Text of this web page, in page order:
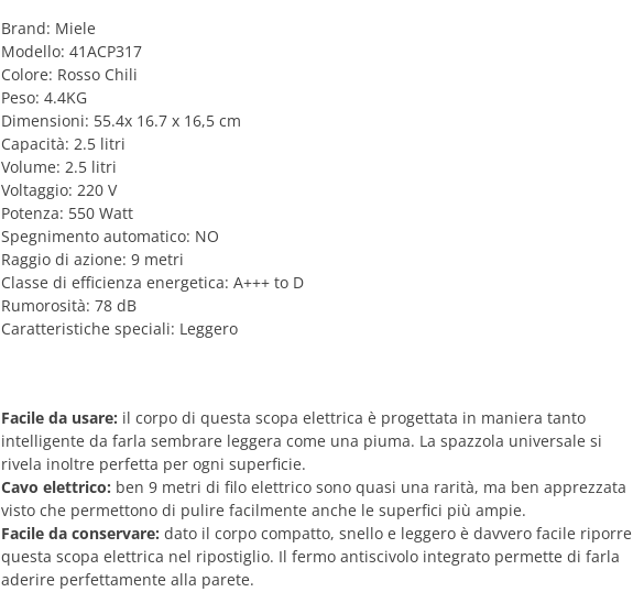
Brand: Miele
Modello: 41ACP317
Colore: Rosso Chili
Peso: 4.4KG
Dimensioni: 55.4x 16.7 x 16,5 cm
Capacità: 2.5 litri
Volume: 2.5 litri
Voltaggio: 220 V
Potenza: 550 Watt
Spegnimento automatico: NO
Raggio di azione: 9 metri
Classe di efficienza energetica: A+++ to D
Rumorosità: 78 dB
Caratteristiche speciali: Leggero
Facile da usare: il corpo di questa scopa elettrica è progettata in maniera tanto
intelligente da farla sembrare leggera come una piuma. La spazzola universale si
rivela inoltre perfetta per ogni superficie.
Cavo elettrico: ben 9 metri di filo elettrico sono quasi una rarità, ma ben apprezzata
visto che permettono di pulire facilmente anche le superfici più ampie.
Facile da conservare: dato il corpo compatto, snello e leggero è davvero facile riporre
questa scopa elettrica nel ripostiglio. Il fermo antiscivolo integrato permette di farla
aderire perfettamente alla parete.